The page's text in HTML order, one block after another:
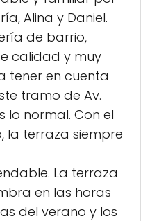
Alina y Daniel.
de barrio,
calidad y muy
tener en cuenta
tramo de Av.
lo normal. Con el
la terraza siempre
La terraza
en las horas
del verano y los